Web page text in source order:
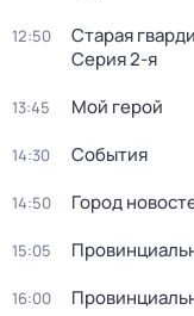
12:50 Старая
Серия 2-я
13:45 Мой герой
14:30 События
14:50 Город
15:05
16:00